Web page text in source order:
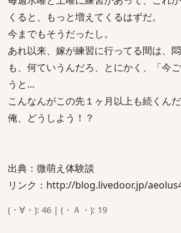
くると、もっと増えてくるはずだ。
今までもそうだったし。
あれ以来、嫁が練習に行ってる間は、
も、何ていうんだろ、とにかく、「今
うと…
こんなんがこの先１ヶ月以上も続くんだ
俺、どうしよう！？
出典：微萌え体験談
リンク：http://blog.livedoor.jp/
(・∀・): 46 | (・Ａ・): 19